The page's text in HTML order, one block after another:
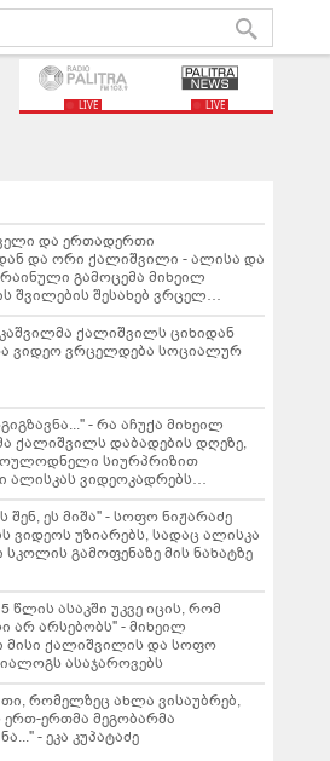
LIVE LIVE
და ერთადერთი
და ორი ქალიშვილი - ალისა და
გამოცემა მიხეილ
შვილების შესახებ ვრცელ
ქალიშვილს ციხიდან
ვიდეო ვრცელდება სოციალურ
- რა აჩუქა მიხეილ
ქალიშვილს დაბადების დღეზე,
სიურპრიზით
ალისკას ვიდეოკადრებს
შენ, ეს მიშა" - სოფო ნიჟარაძე
ვიდეოს უზიარებს, სადაც ალისკა
წლის ასაკში უკვე იცის, რომ
არ არსებობს" - მიხეილ
მისი ქალიშვილის და სოფო
ასაჯაროვებს
რომელზეც ახლა ვისაუბრებ,
ერთ-ერთმა მეგობარმა
- ეკა კუპატაძე